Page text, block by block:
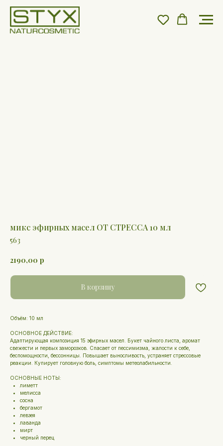
микс эфирных масел ОТ СТРЕССА 10 мл
563
2190,00 р
В корзину
Объём: 10 мл
ОСНОВНОЕ ДЕЙСТВИЕ:
Адаптирующая композиция 15 эфирных масел. Букет чайного листа, аромат
свежести и первых заморозков. Спасает от пессимизма, жалости к себе,
беспомощности, бессонницы. Повышает выносливость, устраняет стрессовые
реакции. Купирует головную боль, симптомы метеолабильности.
ОСНОВНЫЕ НОТЫ:
лиметт
мелисса
сосна
бергамот
левзея
лаванда
мирт
черный перец